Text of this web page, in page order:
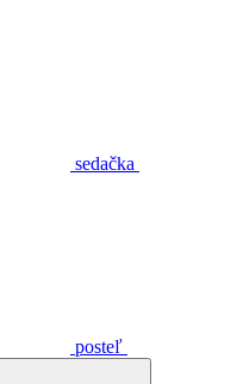
sedačka
posteľ